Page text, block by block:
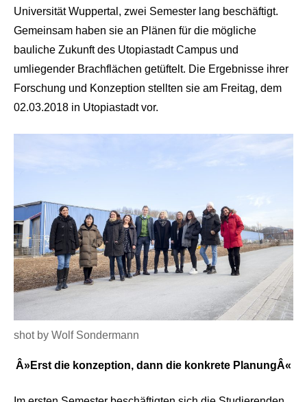
Universität Wuppertal, zwei Semester lang beschäftigt.
Gemeinsam haben sie an Plänen für die mögliche
bauliche Zukunft des Utopiastadt Campus und
umliegender Brachflächen getüftelt. Die Ergebnisse ihrer
Forschung und Konzeption stellten sie am Freitag, dem
02.03.2018 in Utopiastadt vor.
shot by Wolf Sondermann
Â»Erst die konzeption, dann die konkrete PlanungÂ«